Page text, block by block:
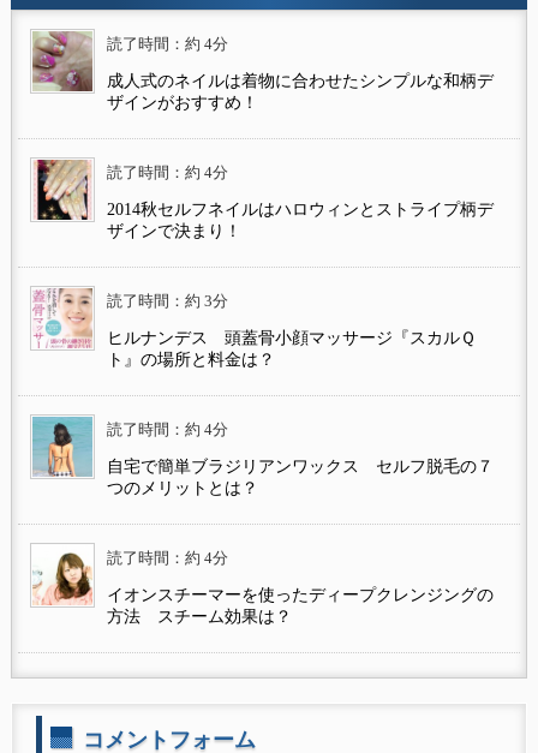
読了時間：約 4分
成人式のネイルは着物に合わせたシンプルな和柄デ
ザインがおすすめ！
読了時間：約 4分
2014秋セルフネイルはハロウィンとストライプ柄デ
ザインで決まり！
読了時間：約 3分
ヒルナンデス 頭蓋骨小顔マッサージ『スカルＱ
ト』の場所と料金は？
読了時間：約 4分
自宅で簡単ブラジリアンワックス セルフ脱毛の７
つのメリットとは？
読了時間：約 4分
イオンスチーマーを使ったディープクレンジングの
方法 スチーム効果は？
コメントフォーム